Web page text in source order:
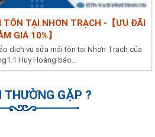
TÔN TẠI NHƠN TRẠCH -【ƯU ĐÃI
GIÁ 10%】
dịch vụ sửa mái tôn tại Nhơn Trạch của
Huy Hoàng báo...
THƯỜNG GẶP ?